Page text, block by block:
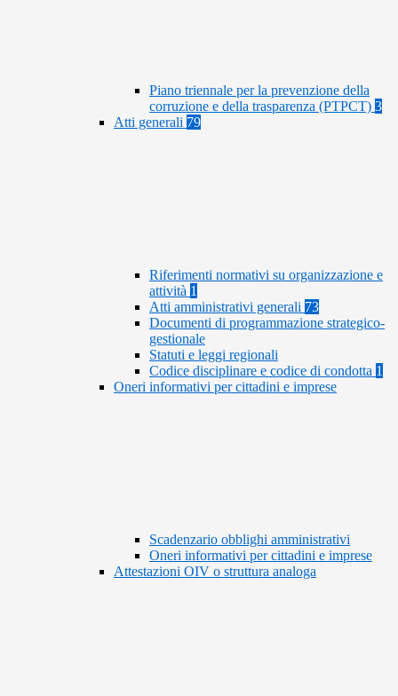
Piano triennale per la prevenzione della
corruzione e della trasparenza (PTPCT) 3
Atti generali 79
Riferimenti normativi su organizzazione e
attività 1
Atti amministrativi generali 73
Documenti di programmazione strategico-
gestionale
Statuti e leggi regionali
Codice disciplinare e codice di condotta 1
Oneri informativi per cittadini e imprese
Scadenzario obblighi amministrativi
Oneri informativi per cittadini e imprese
Attestazioni OIV o struttura analoga